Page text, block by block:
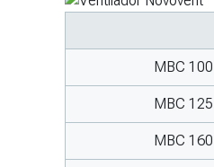
MBC 100
MBC 125
MBC 160